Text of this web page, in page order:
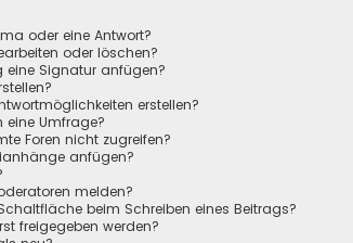
oder eine Antwort?
oder löschen?
eine Signatur anfügen?
erstellen?
eine Umfrage?
Foren nicht zugreifen?
anfügen?
melden?
beim Schreiben eines Beitrags?
freigegeben werden?